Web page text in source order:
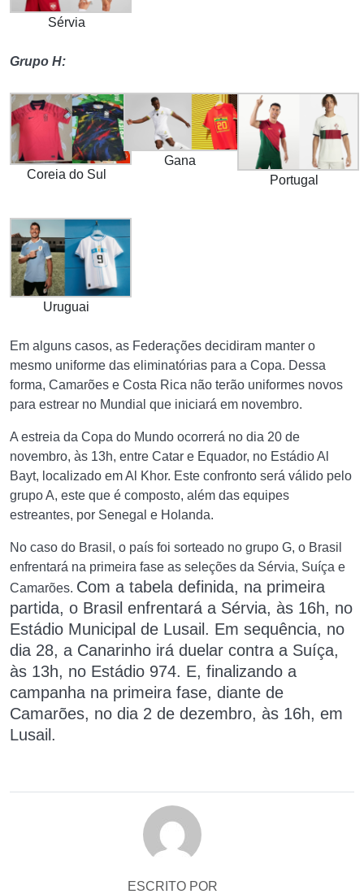
Sérvia
Grupo H:
Coreia do Sul
Gana
Portugal
Uruguai
Em alguns casos, as Federações decidiram manter o
mesmo uniforme das eliminatórias para a Copa. Dessa
forma, Camarões e Costa Rica não terão uniformes novos
para estrear no Mundial que iniciará em novembro.
A estreia da Copa do Mundo ocorrerá no dia 20 de
novembro, às 13h, entre Catar e Equador, no Estádio Al
Bayt, localizado em Al Khor. Este confronto será válido pelo
grupo A, este que é composto, além das equipes
estreantes, por Senegal e Holanda.
No caso do Brasil, o país foi sorteado no grupo G, o Brasil
enfrentará na primeira fase as seleções da Sérvia, Suíça e
Camarões. Com a tabela definida, na primeira
partida, o Brasil enfrentará a Sérvia, às 16h, no
Estádio Municipal de Lusail. Em sequência, no
dia 28, a Canarinho irá duelar contra a Suíça,
às 13h, no Estádio 974. E, finalizando a
campanha na primeira fase, diante de
Camarões, no dia 2 de dezembro, às 16h, em
Lusail.
ESCRITO POR